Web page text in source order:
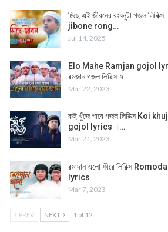
মিছে এই জীবনের রংধনুটা গজল
jibone rong…
Jul 14, 2025
Elo Mahe Ramjan gojol
রমজান গজল লিরিক্স ৭
Mar 22, 2023
কই খুঁজে পাবে গজল লিরিক্স Koi
gojol lyrics ।…
Mar 21, 2023
রমাদান এলো ফীরে লিরিক্স
lyrics
Mar 7, 2023
PREV NEXT 1 of 12